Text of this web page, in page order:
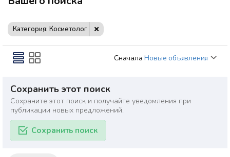
Категория: Косметолог
Сначала Новые объявления
Сохранить этот поиск
Сохраните этот поиск и получайте уведомления при
публикации новых предложений.
Сохранить поиск